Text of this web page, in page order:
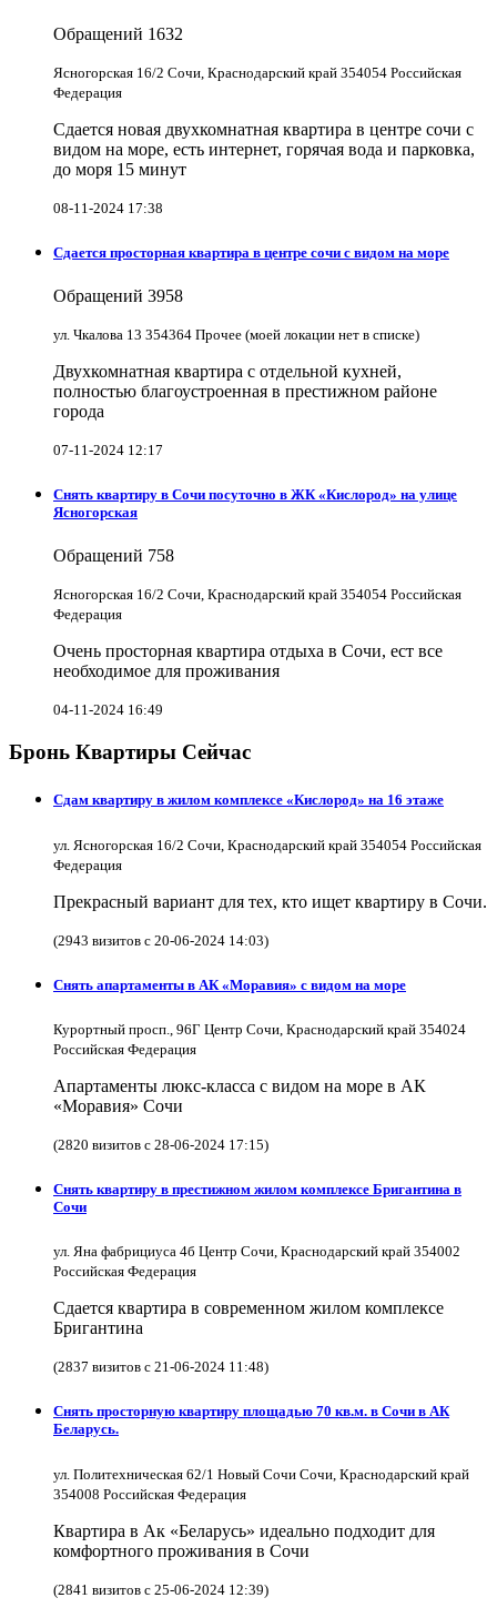
Обращений 1632
Ясногорская 16/2 Сочи, Краснодарский край 354054 Российская
Федерация
Сдается новая двухкомнатная квартира в центре сочи с
видом на море, есть интернет, горячая вода и парковка,
до моря 15 минут
08-11-2024 17:38
Сдается просторная квартира в центре сочи с видом на море
Обращений 3958
ул. Чкалова 13 354364 Прочее (моей локации нет в списке)
Двухкомнатная квартира с отдельной кухней,
полностью благоустроенная в престижном районе
города
07-11-2024 12:17
Снять квартиру в Cочи посуточно в ЖК «Кислород» на улице
Ясногорская
Обращений 758
Ясногорская 16/2 Сочи, Краснодарский край 354054 Российская
Федерация
Очень просторная квартира отдыха в Сочи, ест все
необходимое для проживания
04-11-2024 16:49
Бронь Квартиры Сейчас
Сдам квартиру в жилом комплексе «Кислород» на 16 этаже
ул. Ясногорская 16/2 Сочи, Краснодарский край 354054 Российская
Федерация
Прекрасный вариант для тех, кто ищет квартиру в Сочи.
(2943 визитов с 20-06-2024 14:03)
Снять апартаменты в АК «Моравия» с видом на море
Курортный просп., 96Г Центр Сочи, Краснодарский край 354024
Российская Федерация
Апартаменты люкс-класса с видом на море в АК
«Моравия» Сочи
(2820 визитов с 28-06-2024 17:15)
Снять квартиру в престижном жилом комплексе Бригантина в
Сочи
ул. Яна фабрициуса 4б Центр Сочи, Краснодарский край 354002
Российская Федерация
Сдается квартира в современном жилом комплексе
Бригантина
(2837 визитов с 21-06-2024 11:48)
Снять просторную квартиру площадью 70 кв.м. в Сочи в АК
Беларусь.
ул. Политехническая 62/1 Новый Сочи Сочи, Краснодарский край
354008 Российская Федерация
Квартира в Ак «Беларусь» идеально подходит для
комфортного проживания в Сочи
(2841 визитов с 25-06-2024 12:39)